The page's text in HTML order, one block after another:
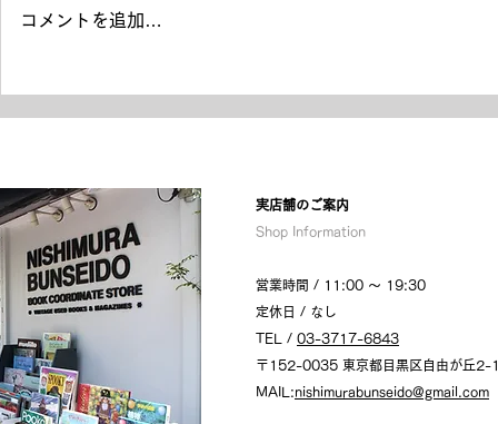
NETFLIXオリジナルシリー
自由が丘オ
コメントを追加…
​実店舗のご案内
Shop Information
営業時間 / 11:00 〜 19:30
定休日 / なし
TEL / 03-3717-6843
〒152-0035 東京都目黒区自由が丘
MAIL:nishimurabunseido@gmail.com